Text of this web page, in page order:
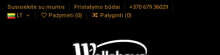
Susisiekite su mumis Pristatymo būdai
+370 679 36029
LT
Pažymėti (0) Palyginti (0)